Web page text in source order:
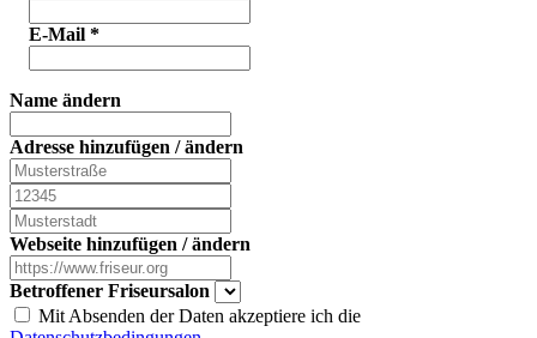
E-Mail *
Name ändern
Adresse hinzufügen / ändern
Webseite hinzufügen / ändern
Betroffener Friseursalon
Mit Absenden der Daten akzeptiere ich die